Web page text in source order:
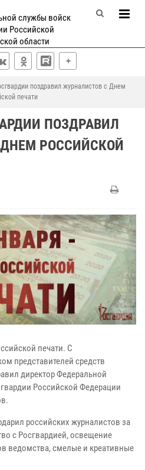
службы войск
Российской
области
поздравил журналистов с Днем
печати
ПОЗДРАВИЛ
РОССИЙСКОЙ
печати. С
представителей средств
директор Федеральной
Российской Федерации
российских журналистов за
с Росгвардией, освещение
ведомства, смелые и креативные